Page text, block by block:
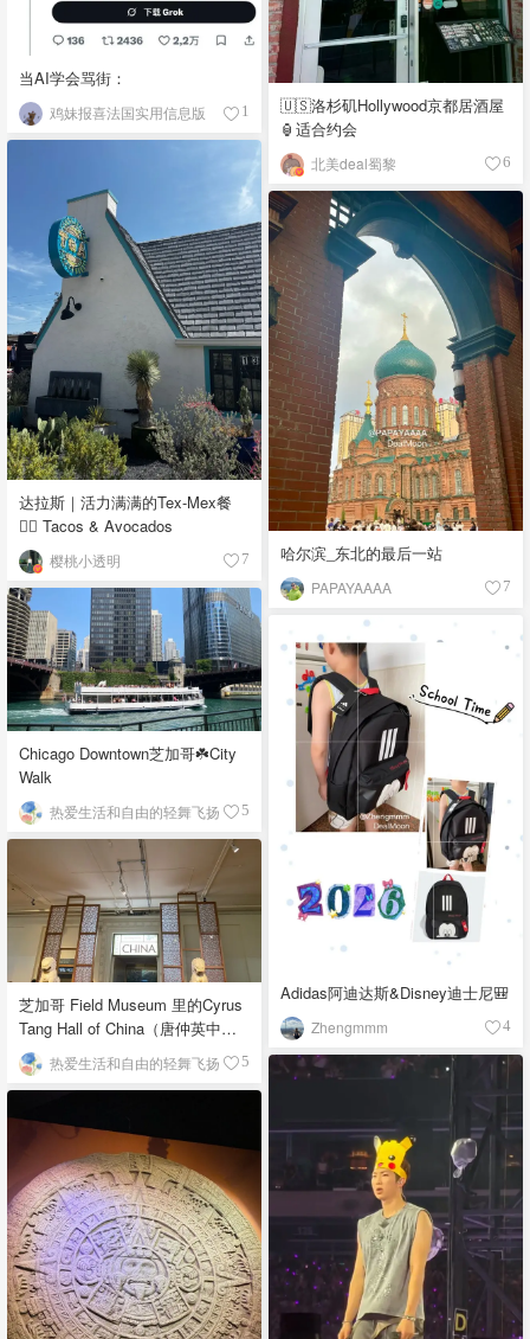
当AI学会骂街：
鸡妹报喜法国实用信息版 1
🇺🇸洛杉矶Hollywood京都居酒屋
🏮适合约会
北美deal蜀黎 6
达拉斯｜活力满满的Tex-Mex餐
👉🏼 Tacos & Avocados
樱桃小透明 7 哈尔滨_东北的最后一站
PAPAYAAAA 7
Chicago Downtown芝加哥☘️City
Walk
热爱生活和自由的轻舞飞扬 5
Adidas阿迪达斯&Disney迪士尼🎒
Zhengmmm 4
芝加哥 Field Museum 里的Cyrus
Tang Hall of China（唐仲英中国
馆） 热爱生活和自由的轻舞飞扬 5